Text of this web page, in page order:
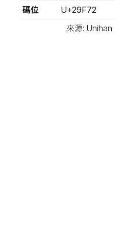
碼位
U+29F72
來源: Unihan